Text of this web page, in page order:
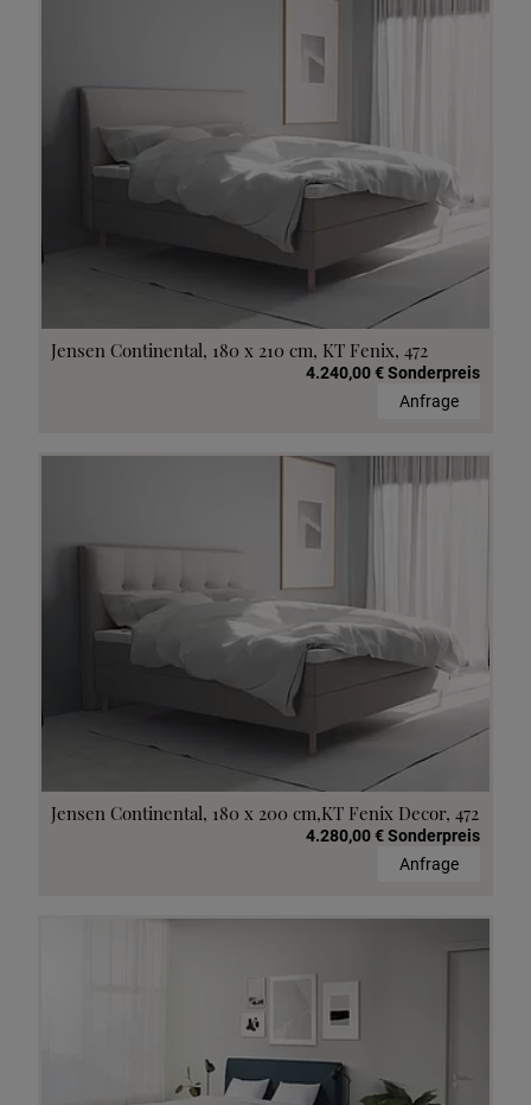
Jensen Continental, 180 x 210 cm, KT Fenix, 472
4.240,00 € Sonderpreis
Anfrage
Jensen Continental, 180 x 200 cm,KT Fenix Decor, 472
4.280,00 € Sonderpreis
Anfrage